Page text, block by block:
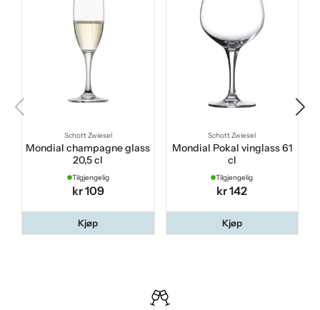
Schott Zwiesel
Mondial champagne glass
20,5 cl
Tilgjengelig
kr 109
Kjøp
Schott Zwiesel
Mondial Pokal vinglass 61
cl
Tilgjengelig
kr 142
Kjøp